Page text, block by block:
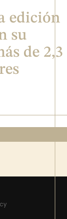
edición
su
de 2,3